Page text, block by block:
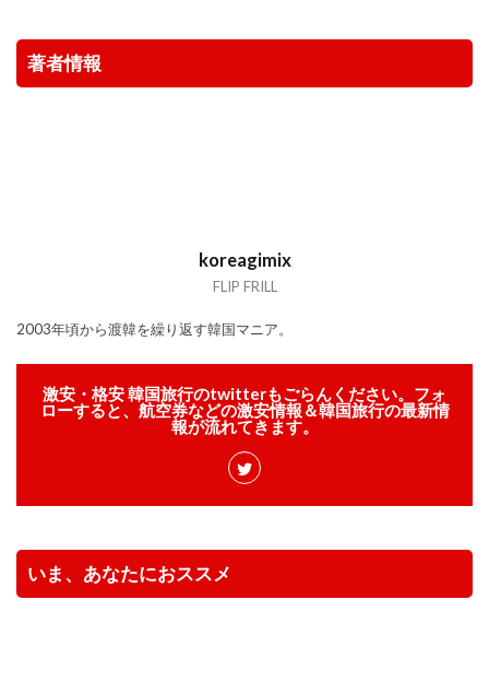
著者情報
koreagimix
FLIP FRILL
2003年頃から渡韓を繰り返す韓国マニア。
激安・格安 韓国旅行のtwitterもごらんください。フォ
ローすると、航空券などの激安情報＆韓国旅行の最新情
報が流れてきます。
いま、あなたにおススメ